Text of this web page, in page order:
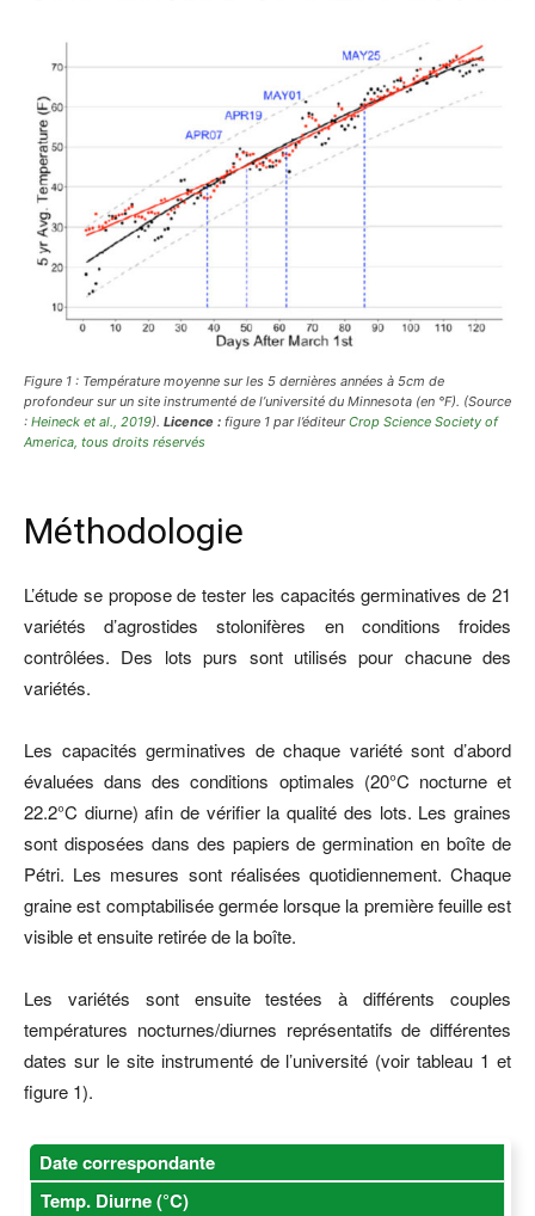
Figure 1 : Température moyenne sur les 5 dernières années à 5cm de
profondeur sur un site instrumenté de l’université du Minnesota (en °F). (Source
: Heineck et al., 2019). Licence : figure 1 par l’éditeurCrop Science Society of
America, tous droits réservés
Méthodologie
L’étude se propose de tester les capacités germinatives de 21
variétés d’agrostides stolonifères en conditions froides
contrôlées. Des lots purs sont utilisés pour chacune des
variétés.
Les capacités germinatives de chaque variété sont d’abord
évaluées dans des conditions optimales (20°C nocturne et
22.2°C diurne) afin de vérifier la qualité des lots. Les graines
sont disposées dans des papiers de germination en boîte de
Pétri. Les mesures sont réalisées quotidiennement. Chaque
graine est comptabilisée germée lorsque la première feuille est
visible et ensuite retirée de la boîte.
Les variétés sont ensuite testées à différents couples
températures nocturnes/diurnes représentatifs de différentes
dates sur le site instrumenté de l’université (voir tableau 1 et
figure 1).
Date correspondante
Temp. Diurne (°C)